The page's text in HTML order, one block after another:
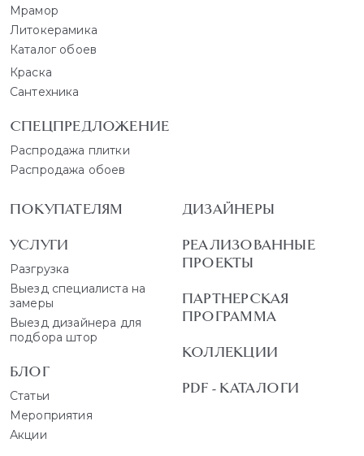
Мрамор
Литокерамика
Каталог обоев
Краска
Сантехника
СПЕЦПРЕДЛОЖЕНИЕ
Распродажа плитки
Распродажа обоев
ПОКУПАТЕЛЯМ
УСЛУГИ
Разгрузка
Выезд специалиста на
замеры
Выезд дизайнера для
подбора штор
БЛОГ
Статьи
Мероприятия
Акции
ДИЗАЙНЕРЫ
РЕАЛИЗОВАННЫЕ
ПРОЕКТЫ
ПАРТНЕРСКАЯ
ПРОГРАММА
КОЛЛЕКЦИИ
PDF - КАТАЛОГИ